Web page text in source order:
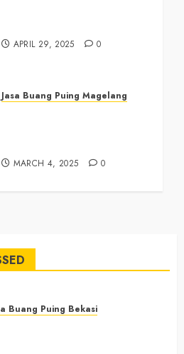
APRIL 29, 2025 0
Jasa Buang Puing Magelang
MARCH 4, 2025 0
Buang Puing Bekasi